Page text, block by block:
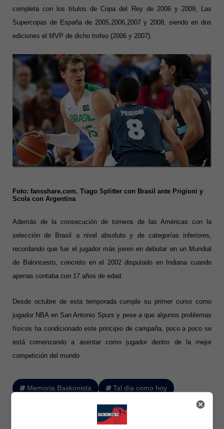
completa con los títulos de Copa del Rey de 2006 y 2009, Las
Supercopas de España de 2005,2006,2007 y 2008, siendo en dos
ediciones el MVP de dicho trofeo (2006 y 2007).
Foto: fansshare.com. Tiago Splitter con Brasil ante Prigioni y
Scola con Argentina
Además de la consecución de torneos de las Américas con la
selección de Brasil a nivel absoluto y de categorías inferiores,
recordando que fue el jugador más joven en debutar en un Mundial
de Baloncesto, concreto en el 2002 disputado en Indiana cuando
apenas contaba con 17 años de edad.
Desde octubre de esta temporada cumple su primer curso como
jugador NBA en San Antonio Spurs y pese a que algunos problemas
físicos ha condicionado este principio de campaña, poco a poco se
está comenzando a asentar como jugador dentro de la mejor
competición del mundo.
Memoria Baskonista Tal día como hoy